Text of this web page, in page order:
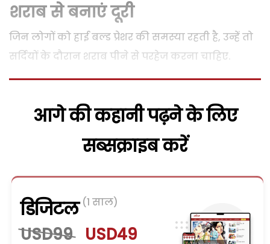
शराब से बनाएं दूरी
जिन लोगों को हाई बल्ड प्रेशर की समस्या रहती है, उन्हें तो
सर्दियों के दौरान शराब पीने से परहेज करना चाहिए.
आगे की कहानी पढ़ने के लिए
सब्सक्राइब करें
डिजिटल (1 साल)
USD99 USD49